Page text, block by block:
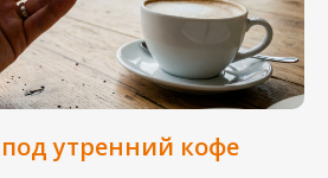
утренний кофе